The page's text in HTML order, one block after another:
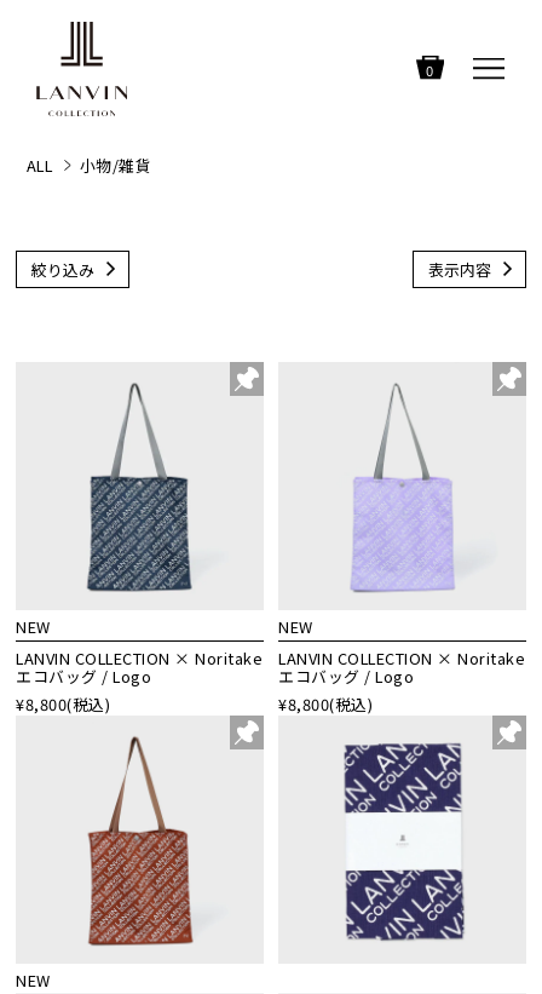
0
ALL 小物/雑貨
絞り込み 表示内容
NEW
LANVIN COLLECTION × Noritake
エコバッグ / Logo
¥8,800(税込)
NEW
LANVIN COLLECTION × Noritake
エコバッグ / Logo
¥8,800(税込)
NEW